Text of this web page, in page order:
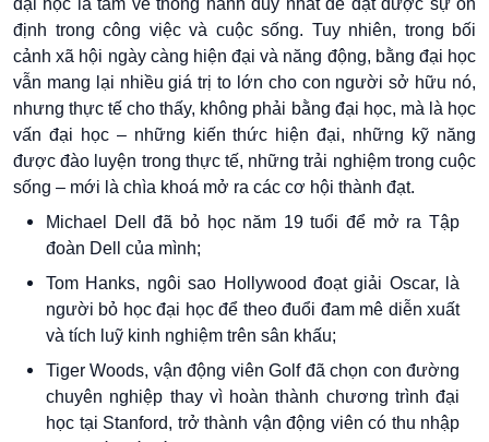
định trong công việc và cuộc sống. Tuy nhiên, trong bối
cảnh xã hội ngày càng hiện đại và năng động, bằng đại học
vẫn mang lại nhiều giá trị to lớn cho con người sở hữu nó,
nhưng thực tế cho thấy, không phải bằng đại học, mà là học
vấn đại học – những kiến thức hiện đại, những kỹ năng
được đào luyện trong thực tế, những trải nghiệm trong cuộc
sống – mới là chìa khoá mở ra các cơ hội thành đạt.
Michael Dell đã bỏ học năm 19 tuổi để mở ra Tập
đoàn Dell của mình;
Tom Hanks, ngôi sao Hollywood đoạt giải Oscar, là
người bỏ học đại học để theo đuổi đam mê diễn xuất
và tích luỹ kinh nghiệm trên sân khấu;
Tiger Woods, vận động viên Golf đã chọn con đường
chuyên nghiệp thay vì hoàn thành chương trình đại
học tại Stanford, trở thành vận động viên có thu nhập